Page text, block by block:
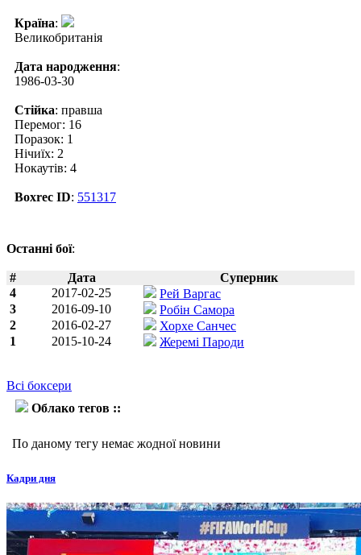
Країна:
Великобританія
Дата народження:
1986-03-30
Стійка: правша
Перемог: 16
Поразок: 1
Нічиїх: 2
Нокаутів: 4
Boxrec ID: 551317
Останні бої:
# Дата
Суперник
4
2017-02-25
Рей Варгас
3
2016-09-10
Робін Самора
2
2016-02-27
Хорхе Санчес
1
2015-10-24 Жеремі Пароди
Всі боксери
Облако тегов ::
По даному тегу немає жодної новини
Кадри дня